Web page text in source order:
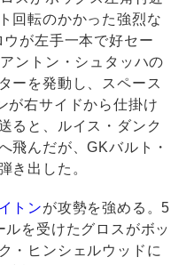
回転のかかった強烈な
が左手一本で好セー
ントン・シュタッハの
ーを発動し、スペース
が右サイドから仕掛け
ると、ルイス・ダンク
飛んだが、GKバルト・
き出した。
トンが攻勢を強める。5
を受けたグロスがボッ
・ヒンシェルウッドに